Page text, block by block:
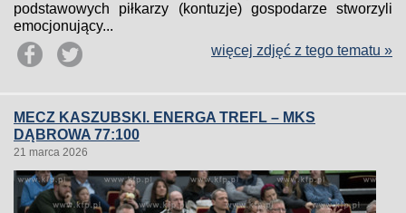
podstawowych piłkarzy (kontuzje) gospodarze stworzyli
emocjonujący...
więcej zdjęć z tego tematu »
MECZ KASZUBSKI. ENERGA TREFL – MKS
DĄBROWA 77:100
21 marca 2026